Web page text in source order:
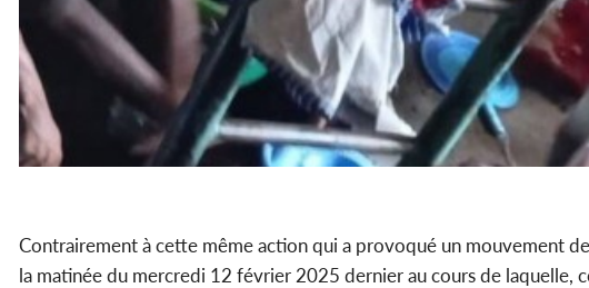
Contrairement à cette même action qui a provoqué un mouvement
la matinée du mercredi 12 février 2025 dernier au cours de laquelle,